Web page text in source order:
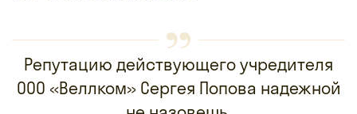
Репутацию действующего учредителя
ООО «Веллком» Сергея Попова надежной